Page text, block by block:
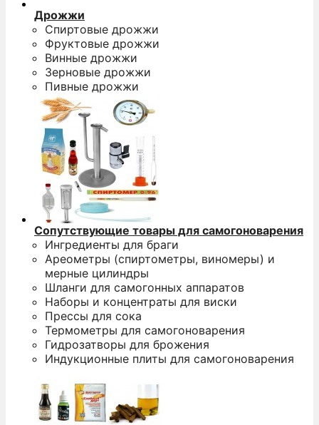
Дрожжи
Спиртовые дрожжи
Фруктовые дрожжи
Винные дрожжи
Зерновые дрожжи
Пивные дрожжи
Сопутствующие товары для самогоноварения
Ингредиенты для браги
Ареометры (спиртометры, виномеры) и
мерные цилиндры
Шланги для самогонных аппаратов
Наборы и концентраты для виски
Прессы для сока
Термометры для самогоноварения
Гидрозатворы для брожения
Индукционные плиты для самогоноварения